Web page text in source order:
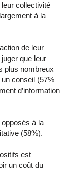
collectivité
à la
de leur
que leur
plus nombreux
un conseil (57%
d’information
à la
(58%).
est
un coût du